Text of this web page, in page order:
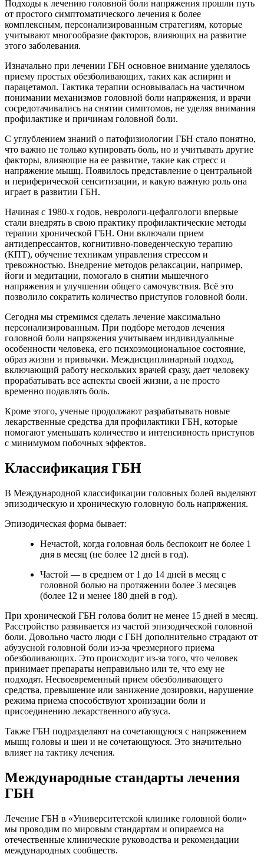
Подходы к лечению головной боли напряжения прошли путь
от простого симптоматического лечения к более
комплексным, персонализированным стратегиям, которые
учитывают многообразие факторов, влияющих на развитие
этого заболевания.
Изначально при лечении ГБН основное внимание уделялось
приему простых обезболивающих, таких как аспирин и
парацетамол. Тактика терапии основывалась на частичном
понимании механизмов головной боли напряжения, и врачи
сосредотачивались на снятии симптомов, не уделяя внимания
профилактике и причинам головной боли.
С углублением знаний о патофизиологии ГБН стало понятно,
что важно не только купировать боль, но и учитывать другие
факторы, влияющие на ее развитие, такие как стресс и
напряжение мышц. Появилось представление о центральной
и периферической сенситизации, и какую важную роль она
играет в развитии ГБН.
Начиная с 1980-х годов, неврологи-цефалгологи впервые
стали внедрять в свою практику профилактические методы
терапии хронической ГБН. Они включали прием
антидепрессантов, когнитивно-поведенческую терапию
(КПТ), обучение техникам управления стрессом и
тревожностью. Внедрение методов релаксации, например,
йоги и медитации, помогало в снятии мышечного
напряжения и улучшении общего самочувствия. Всё это
позволило сократить количество приступов головной боли.
Сегодня мы стремимся сделать лечение максимально
персонализированным. При подборе методов лечения
головной боли напряжения учитываем индивидуальные
особенности человека, его психоэмоциональное состояние,
образ жизни и привычки. Междисциплинарный подход,
включающий работу нескольких врачей сразу, дает человеку
прорабатывать все аспекты своей жизни, а не просто
временно подавлять боль.
Кроме этого, ученые продолжают разрабатывать новые
лекарственные средства для профилактики ГБН, которые
помогают уменьшать количество и интенсивность приступов
с минимумом побочных эффектов.
Классификация ГБН
В Международной классификации головных болей выделяют
эпизодическую и хроническую головную боль напряжения.
Эпизодическая форма бывает:
Нечастой, когда головная боль беспокоит не более 1
дня в месяц (не более 12 дней в год).
Частой — в среднем от 1 до 14 дней в месяц с
головной болью на протяжении более 3 месяцев
(более 12 и менее 180 дней в год).
При хронической ГБН голова болит не менее 15 дней в месяц.
Расстройство развивается из частой эпизодической головной
боли. Довольно часто люди с ГБН дополнительно страдают от
абузусной головной боли из-за чрезмерного приема
обезболивающих. Это происходит из-за того, что человек
принимает препараты неправильно или те, что ему не
подходят. Несвоевременный прием обезболивающего
средства, превышение или занижение дозировки, нарушение
режима приема способствуют хронизации боли и
присоединению лекарственного абузуса.
Также ГБН подразделяют на сочетающуюся с напряжением
мышц головы и шеи и не сочетающуюся. Это значительно
влияет на тактику лечения.
Международные стандарты лечения
ГБН
Лечение ГБН в «Университетской клинике головной боли»
мы проводим по мировым стандартам и опираемся на
отечественные клинические руководства и рекомендации
международных сообществ.